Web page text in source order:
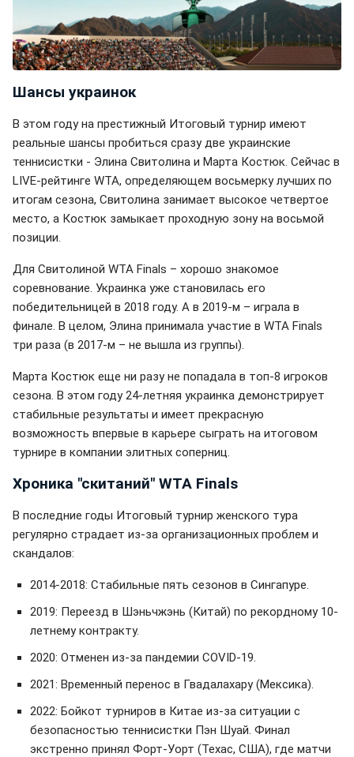
Шансы украинок
В этом году на престижный Итоговый турнир имеют
реальные шансы пробиться сразу две украинские
теннисистки - Элина Свитолина и Марта Костюк. Сейчас в
LIVE-рейтинге WTA, определяющем восьмерку лучших по
итогам сезона, Свитолина занимает высокое четвертое
место, а Костюк замыкает проходную зону на восьмой
позиции.
Для Свитолиной WTA Finals – хорошо знакомое
соревнование. Украинка уже становилась его
победительницей в 2018 году. А в 2019-м – играла в
финале. В целом, Элина принимала участие в WTA Finals
три раза (в 2017-м – не вышла из группы).
Марта Костюк еще ни разу не попадала в топ-8 игроков
сезона. В этом году 24-летняя украинка демонстрирует
стабильные результаты и имеет прекрасную
возможность впервые в карьере сыграть на итоговом
турнире в компании элитных соперниц.
Хроника "скитаний" WTA Finals
В последние годы Итоговый турнир женского тура
регулярно страдает из-за организационных проблем и
скандалов:
2014-2018: Стабильные пять сезонов в Сингапуре.
2019: Переезд в Шэньчжэнь (Китай) по рекордному 10-
летнему контракту.
2020: Отменен из-за пандемии COVID-19.
2021: Временный перенос в Гвадалахару (Мексика).
2022: Бойкот турниров в Китае из-за ситуации с
безопасностью теннисистки Пэн Шуай. Финал
экстренно принял Форт-Уорт (Техас, США), где матчи